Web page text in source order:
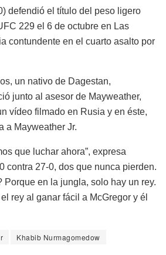
defendió el título del peso ligero
229 el 6 de octubre en Las
contundente en el cuarto asalto por
un nativo de Dagestan,
junto al asesor de Mayweather,
vídeo filmado en Rusia y en éste,
a Mayweather Jr.
que luchar ahora”, expresa
contra 27-0, dos que nunca pierden.
Porque en la jungla, solo hay un rey.
rey al ganar fácil a McGregor y él
Khabib Nurmagomedow